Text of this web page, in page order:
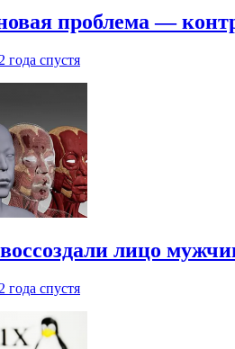
проблема —
2 года спустя
лицо
2 года спустя